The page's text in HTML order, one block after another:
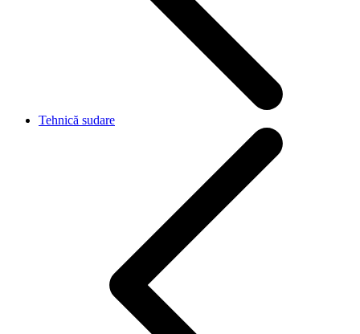
Tehnică sudare